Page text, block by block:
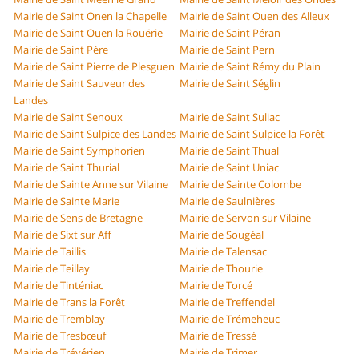
Mairie de Saint Onen la Chapelle
Mairie de Saint Ouen des Alleux
Mairie de Saint Ouen la Rouërie
Mairie de Saint Péran
Mairie de Saint Père
Mairie de Saint Pern
Mairie de Saint Pierre de Plesguen Mairie de Saint Rémy du Plain
Mairie de Saint Sauveur des
Landes
Mairie de Saint Séglin
Mairie de Saint Senoux
Mairie de Saint Suliac
Mairie de Saint Sulpice des Landes Mairie de Saint Sulpice la Forêt
Mairie de Saint Symphorien
Mairie de Saint Thual
Mairie de Saint Thurial
Mairie de Saint Uniac
Mairie de Sainte Anne sur Vilaine
Mairie de Sainte Colombe
Mairie de Sainte Marie
Mairie de Saulnières
Mairie de Sens de Bretagne
Mairie de Servon sur Vilaine
Mairie de Sixt sur Aff
Mairie de Sougéal
Mairie de Taillis
Mairie de Talensac
Mairie de Teillay
Mairie de Thourie
Mairie de Tinténiac
Mairie de Torcé
Mairie de Trans la Forêt
Mairie de Treffendel
Mairie de Tremblay
Mairie de Trémeheuc
Mairie de Tresbœuf
Mairie de Tressé